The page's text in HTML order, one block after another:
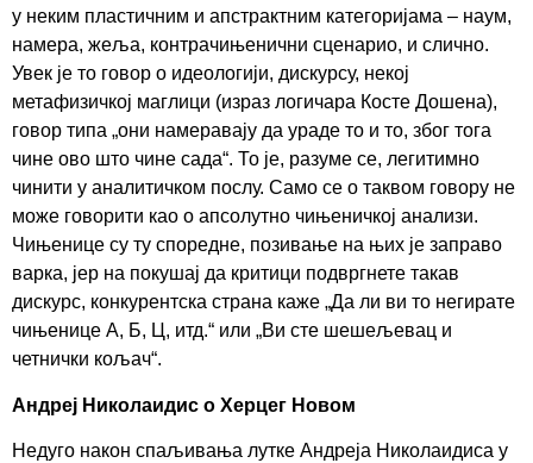
у неким пластичним и апстрактним категоријама – наум,
намера, жеља, контрачињенични сценарио, и слично.
Увек је то говор о идеологији, дискурсу, некој
метафизичкој маглици (израз логичара Косте Дошена),
говор типа „они намеравају да ураде то и то, због тога
чине ово што чине сада“. То је, разуме се, легитимно
чинити у аналитичком послу. Само се о таквом говору не
може говорити као о апсолутно чињеничкој анализи.
Чињенице су ту споредне, позивање на њих је заправо
варка, јер на покушај да критици подвргнете такав
дискурс, конкурентска страна каже „Да ли ви то негирате
чињенице А, Б, Ц, итд.“ или „Ви сте шешељевац и
четнички кољач“.
Андреј Николаидис о Херцег Новом
Недуго након спаљивања лутке Андреја Николаидиса у